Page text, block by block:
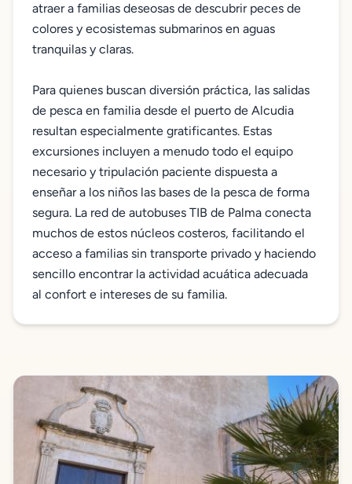
atraer a familias deseosas de descubrir peces de
colores y ecosistemas submarinos en aguas
tranquilas y claras.
Para quienes buscan diversión práctica, las salidas
de pesca en familia desde el puerto de Alcudia
resultan especialmente gratificantes. Estas
excursiones incluyen a menudo todo el equipo
necesario y tripulación paciente dispuesta a
enseñar a los niños las bases de la pesca de forma
segura. La red de autobuses TIB de Palma conecta
muchos de estos núcleos costeros, facilitando el
acceso a familias sin transporte privado y haciendo
sencillo encontrar la actividad acuática adecuada
al confort e intereses de su familia.